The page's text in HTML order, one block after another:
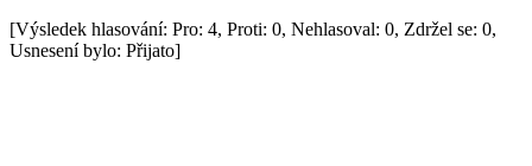
[Výsledek hlasování: Pro: 4, Proti: 0, Nehlasoval: 0, Zdržel se: 0,
Usnesení bylo: Přijato]